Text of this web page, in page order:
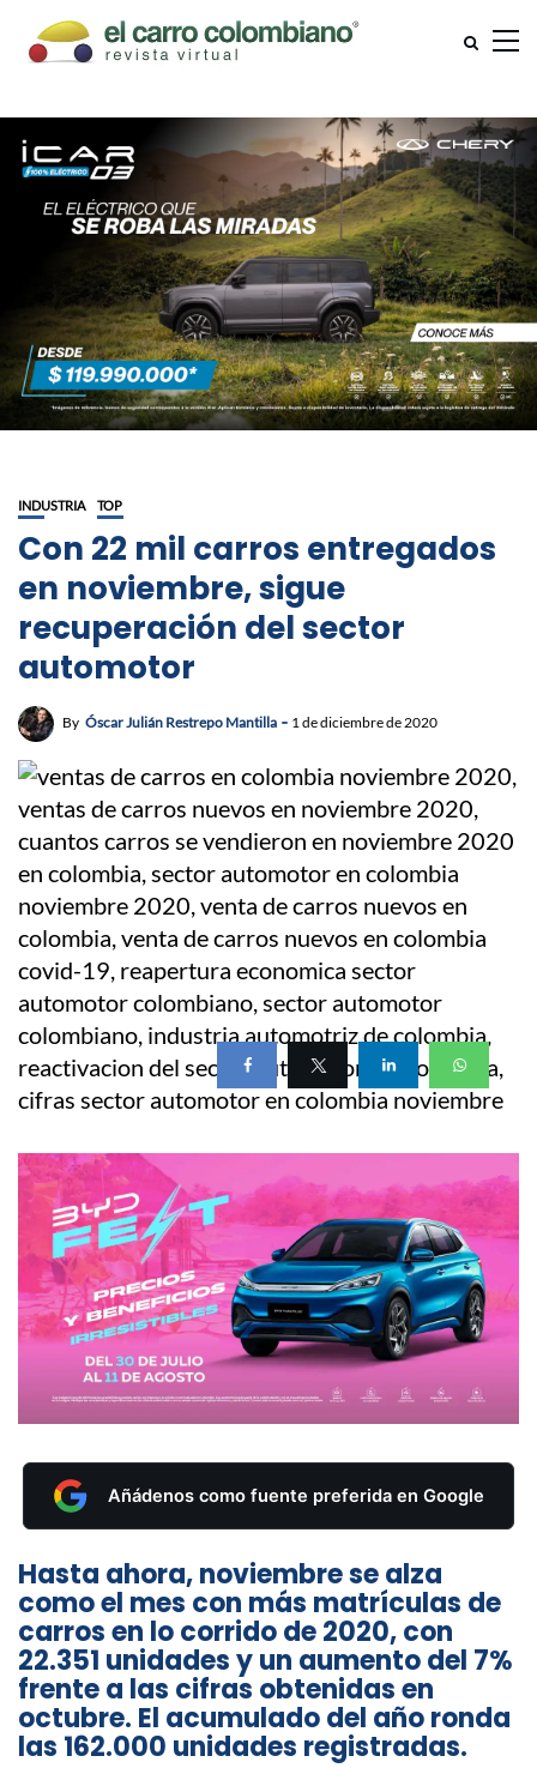
INDUSTRIA TOP
Con 22 mil carros entregados
en noviembre, sigue
recuperación del sector
automotor
By Óscar Julián Restrepo Mantilla 1 de diciembre de 2020
Añádenos como fuente preferida en Google
Hasta ahora, noviembre se alza
como el mes con más matrículas de
carros en lo corrido de 2020, con
22.351 unidades y un aumento del 7%
frente a las cifras obtenidas en
octubre. El acumulado del año ronda
las 162.000 unidades registradas.